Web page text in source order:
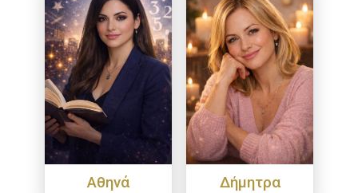
Αθηνά Δήμητρα